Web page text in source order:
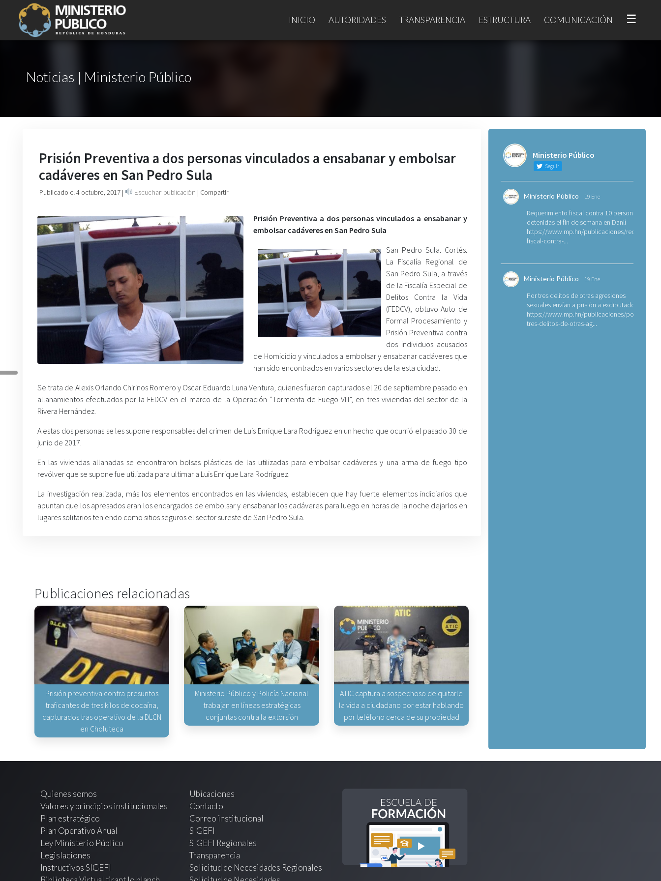
INICIO AUTORIDADES TRANSPARENCIA ESTRUCTURA COMUNICACIÓN ☰
Noticias | Ministerio Público
Prisión Preventiva a dos personas vinculados a ensabanar y embolsar
cadáveres en San Pedro Sula
Publicado el 4 octubre, 2017 | Escuchar publicación | Compartir
Prisión Preventiva a dos personas vinculados a ensabanar y
embolsar cadáveres en San Pedro Sula
San Pedro Sula. Cortés.
La Fiscalía Regional de
San Pedro Sula, a través
de la Fiscalía Especial de
Delitos Contra la Vida
(FEDCV), obtuvo Auto de
Formal Procesamiento y
Prisión Preventiva contra
dos individuos acusados
de Homicidio y vinculados a embolsar y ensabanar cadáveres que
han sido encontrados en varios sectores de la esta ciudad.
Se trata de Alexis Orlando Chirinos Romero y Oscar Eduardo Luna Ventura, quienes fueron capturados el 20 de septiembre pasado en
allanamientos efectuados por la FEDCV en el marco de la Operación “Tormenta de Fuego VIII”, en tres viviendas del sector de la
Rivera Hernández.
A estas dos personas se les supone responsables del crimen de Luis Enrique Lara Rodríguez en un hecho que ocurrió el pasado 30 de
junio de 2017.
En las viviendas allanadas se encontraron bolsas plásticas de las utilizadas para embolsar cadáveres y una arma de fuego tipo
revólver que se supone fue utilizada para ultimar a Luis Enrique Lara Rodríguez.
La investigación realizada, más los elementos encontrados en las viviendas, establecen que hay fuerte elementos indiciarios que
apuntan que los apresados eran los encargados de embolsar y ensabanar los cadáveres para luego en horas de la noche dejarlos en
lugares solitarios teniendo como sitios seguros el sector sureste de San Pedro Sula.
Publicaciones relacionadas
Prisión preventiva contra presuntos
traficantes de tres kilos de cocaína,
capturados tras operativo de la DLCN
en Choluteca
Ministerio Público y Policía Nacional
trabajan en líneas estratégicas
conjuntas contra la extorsión
ATIC captura a sospechoso de quitarle
la vida a ciudadano por estar hablando
por teléfono cerca de su propiedad
Ministerio Público
Seguir
Ministerio Público 19 Ene
Requerimiento fiscal contra 10 personas
detenidas el fin de semana en Danlí
https://www.mp.hn/publicaciones/
fiscal-contra-...
Ministerio Público 19 Ene
Por tres delitos de otras agresiones
sexuales envían a prisión a exdiputado
https://www.mp.hn/publicaciones/por-
tres-delitos-de-otras-ag...
Quienes somos
Valores y principios institucionales
Plan estratégico
Plan Operativo Anual
Ley Ministerio Público
Legislaciones
Instructivos SIGEFI
Ubicaciones
Contacto
Correo institucional
SIGEFI
SIGEFI Regionales
Transparencia
Solicitud de Necesidades Regionales